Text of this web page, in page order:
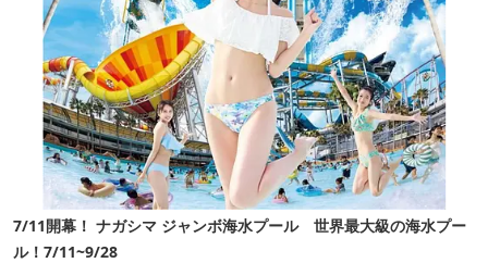
7/11開幕！ ナガシマ ジャンボ海水プール 世界最大級の海水プー
ル！7/11~9/28